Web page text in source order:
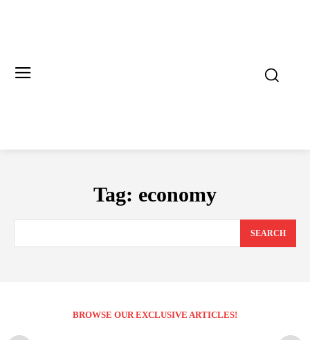
Tag: economy
SEARCH
BROWSE OUR EXCLUSIVE ARTICLES!